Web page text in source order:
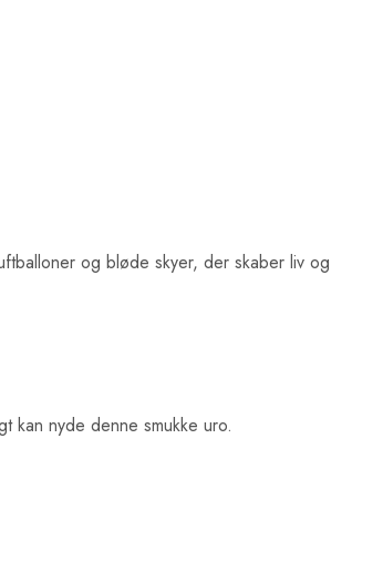
og bløde skyer, der skaber liv og
kan nyde denne smukke uro.